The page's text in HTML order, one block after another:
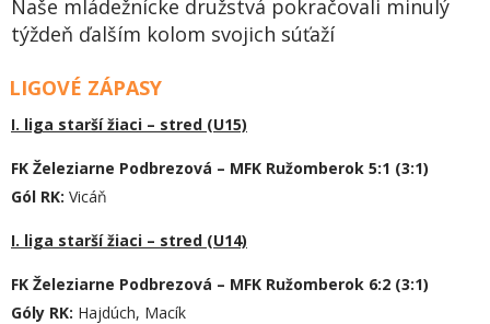
Naše mládežnícke družstvá pokračovali minulý
týždeň ďalším kolom svojich súťaží
LIGOVÉ ZÁPASY
I. liga starší žiaci – stred (U15)
FK Železiarne Podbrezová – MFK Ružomberok 5:1 (3:1)
Gól RK: Vicáň
I. liga starší žiaci – stred (U14)
FK Železiarne Podbrezová – MFK Ružomberok 6:2 (3:1)
Góly RK: Hajdúch, Macík